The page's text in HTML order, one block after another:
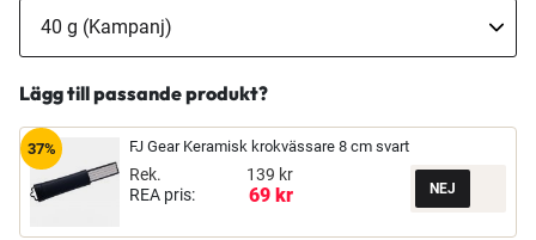
Lägg till passande produkt?
37% FJ Gear Keramisk krokvässare 8 cm svart
Rek.
139 kr
REA pris:
69 kr